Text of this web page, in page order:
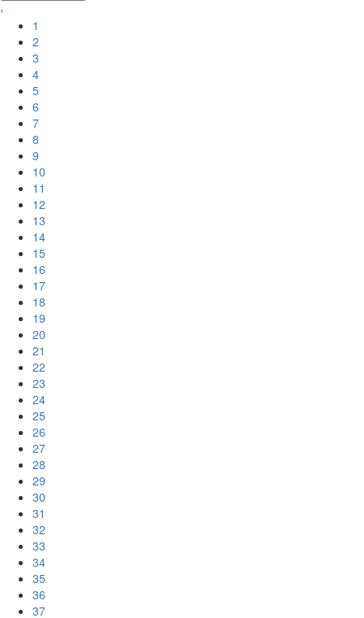
‹
1
2
3
4
5
6
7
8
9
10
11
12
13
14
15
16
17
18
19
20
21
22
23
24
25
26
27
28
29
30
31
32
33
34
35
36
37